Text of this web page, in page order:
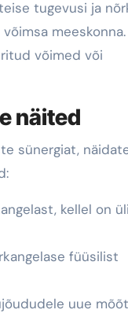
tugevusi ja
meeskonna.
võimed või
näited
sünergiat,
kellel on
füüsilist
uue